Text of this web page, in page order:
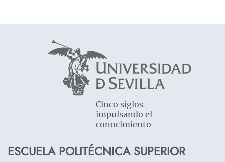
Cinco siglos
impulsando el
conocimiento
ESCUELA POLITÉCNICA SUPERIOR